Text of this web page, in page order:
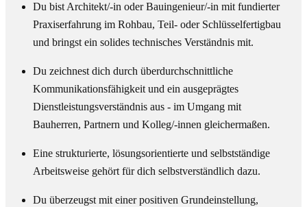
Du bist Architekt/-in oder Bauingenieur/-in mit fundierter
Praxiserfahrung im Rohbau, Teil- oder Schlüsselfertigbau
und bringst ein solides technisches Verständnis mit.
Du zeichnest dich durch überdurchschnittliche
Kommunikationsfähigkeit und ein ausgeprägtes
Dienstleistungsverständnis aus - im Umgang mit
Bauherren, Partnern und Kolleg/-innen gleichermaßen.
Eine strukturierte, lösungsorientierte und selbstständige
Arbeitsweise gehört für dich selbstverständlich dazu.
Du überzeugst mit einer positiven Grundeinstellung,